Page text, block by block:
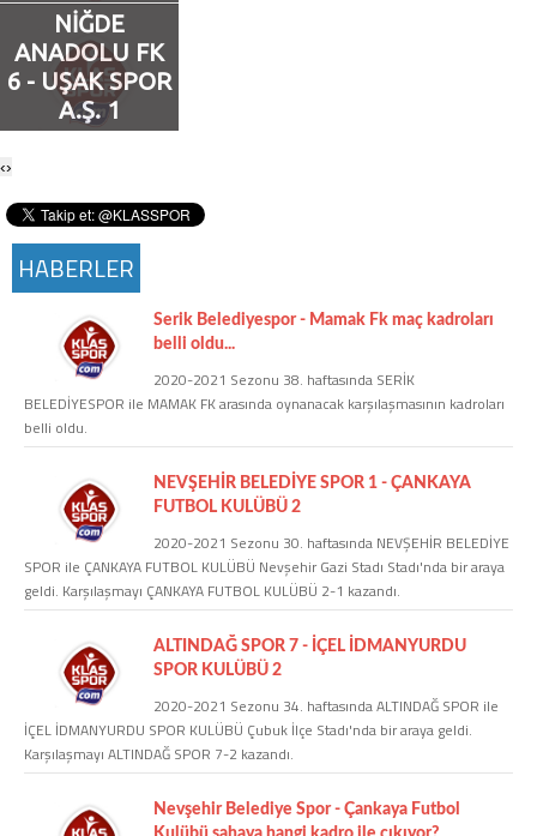
Sosyal Medya
Facebook
Google Plus
Instagram
Hakkımızda
Künye
İletişim
Web Sürüme Geç
NİĞDE
ANADOLU FK
6 - UŞAK SPOR
A.Ş. 1
‹›
HABERLER
Serik Belediyespor - Mamak Fk maç kadroları
belli oldu...
2020-2021 Sezonu 38. haftasında SERİK
BELEDİYESPOR ile MAMAK FK arasında oynanacak karşılaşmasının kadroları
belli oldu.
NEVŞEHİR BELEDİYE SPOR 1 - ÇANKAYA
FUTBOL KULÜBÜ 2
2020-2021 Sezonu 30. haftasında NEVŞEHİR BELEDİYE
SPOR ile ÇANKAYA FUTBOL KULÜBÜ Nevşehir Gazi Stadı Stadı'nda bir araya
geldi. Karşılaşmayı ÇANKAYA FUTBOL KULÜBÜ 2-1 kazandı.
ALTINDAĞ SPOR 7 - İÇEL İDMANYURDU
SPOR KULÜBÜ 2
2020-2021 Sezonu 34. haftasında ALTINDAĞ SPOR ile
İÇEL İDMANYURDU SPOR KULÜBÜ Çubuk İlçe Stadı'nda bir araya geldi.
Karşılaşmayı ALTINDAĞ SPOR 7-2 kazandı.
Nevşehir Belediye Spor - Çankaya Futbol